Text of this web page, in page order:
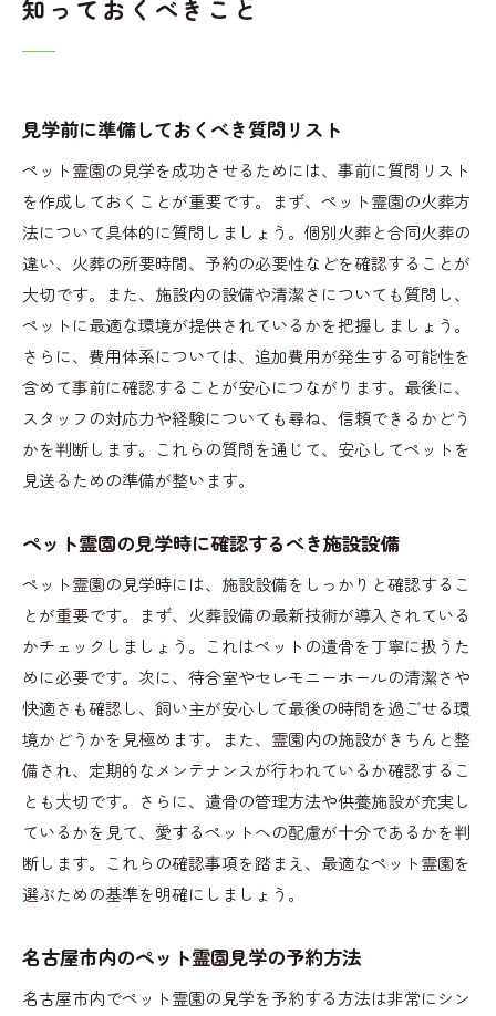
知っておくべきこと
見学前に準備しておくべき質問リスト
ペット霊園の見学を成功させるためには、事前に質問リスト
を作成しておくことが重要です。まず、ペット霊園の火葬方
法について具体的に質問しましょう。個別火葬と合同火葬の
違い、火葬の所要時間、予約の必要性などを確認することが
大切です。また、施設内の設備や清潔さについても質問し、
ペットに最適な環境が提供されているかを把握しましょう。
さらに、費用体系については、追加費用が発生する可能性を
含めて事前に確認することが安心につながります。最後に、
スタッフの対応力や経験についても尋ね、信頼できるかどう
かを判断します。これらの質問を通じて、安心してペットを
見送るための準備が整います。
ペット霊園の見学時に確認するべき施設設備
ペット霊園の見学時には、施設設備をしっかりと確認するこ
とが重要です。まず、火葬設備の最新技術が導入されている
かチェックしましょう。これはペットの遺骨を丁寧に扱うた
めに必要です。次に、待合室やセレモニーホールの清潔さや
快適さも確認し、飼い主が安心して最後の時間を過ごせる環
境かどうかを見極めます。また、霊園内の施設がきちんと整
備され、定期的なメンテナンスが行われているか確認するこ
とも大切です。さらに、遺骨の管理方法や供養施設が充実し
ているかを見て、愛するペットへの配慮が十分であるかを判
断します。これらの確認事項を踏まえ、最適なペット霊園を
選ぶための基準を明確にしましょう。
名古屋市内のペット霊園見学の予約方法
名古屋市内でペット霊園の見学を予約する方法は非常にシン